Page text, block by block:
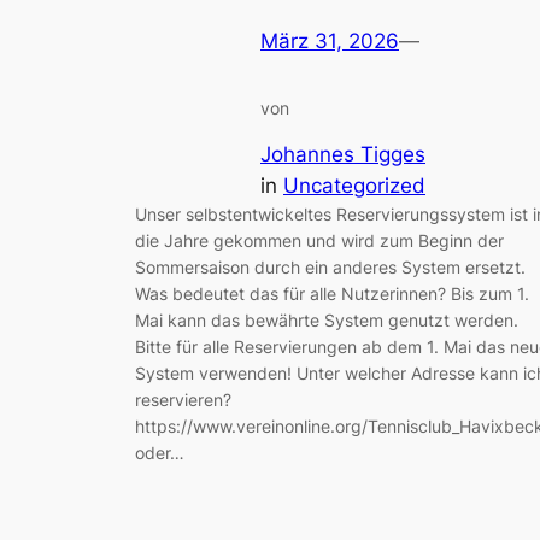
März 31, 2026—
von
Johannes Tigges
in Uncategorized
Unser selbstentwickeltes Reservierungssystem ist
die Jahre gekommen und wird zum Beginn der
Sommersaison durch ein anderes System ersetzt.
Was bedeutet das für alle Nutzerinnen? Bis zum 1.
Mai kann das bewährte System genutzt werden.
Bitte für alle Reservierungen ab dem 1. Mai das
System verwenden! Unter welcher Adresse kann
reservieren?
https://www.vereinonline.org/
oder…